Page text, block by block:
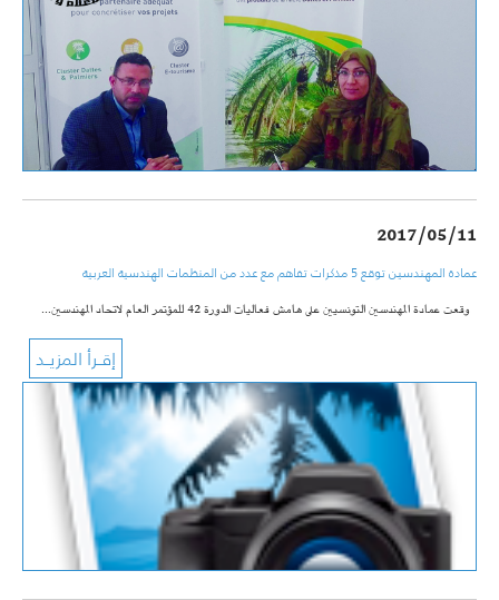
2017/05/11
عمادة المهندسين توقع 5 مذكرات تفاهم مع عدد من المنظمات الهندسية العربية
وقعت عمادة المهندسين التونسيين على هامش فعاليات الدورة 42 للمؤتمر العام لاتحاد المهندسين…